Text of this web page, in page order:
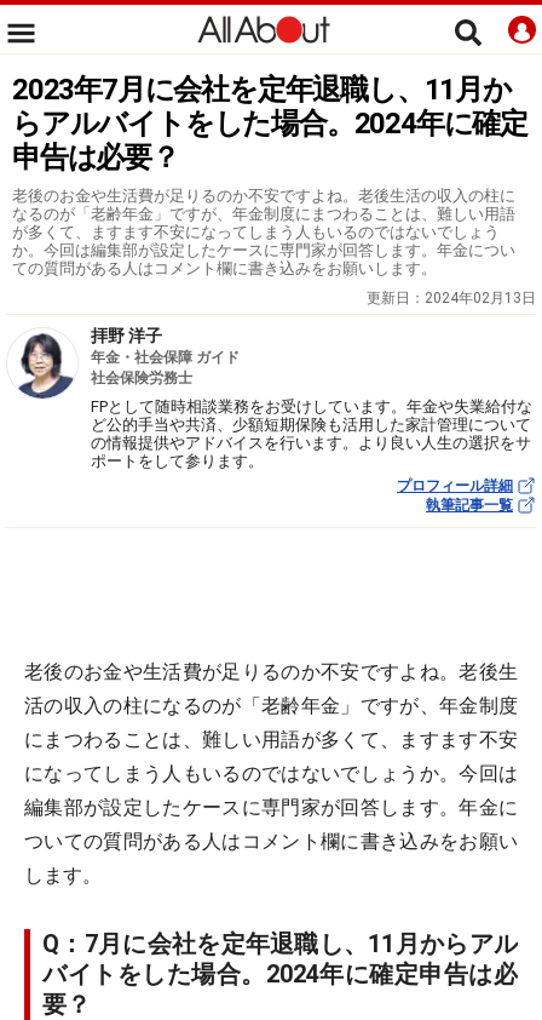
2023年7月に会社を定年退職し、11月か
らアルバイトをした場合。2024年に確定
申告は必要？
老後のお金や生活費が足りるのか不安ですよね。老後生活の収入の柱に
なるのが「老齢年金」ですが、年金制度にまつわることは、難しい用語
が多くて、ますます不安になってしまう人もいるのではないでしょう
か。今回は編集部が設定したケースに専門家が回答します。年金につい
ての質問がある人はコメント欄に書き込みをお願いします。
更新日： 2024年02月13日
拝野 洋子
年金・社会保障 ガイド
社会保険労務士
FPとして随時相談業務をお受けしています。年金や失業給付な
ど公的手当や共済、少額短期保険も活用した家計管理について
の情報提供やアドバイスを行います。より良い人生の選択をサ
ポートをして参ります。
プロフィール詳細
執筆記事一覧
老後のお金や生活費が足りるのか不安ですよね。老後生
活の収入の柱になるのが「老齢年金」ですが、年金制度
にまつわることは、難しい用語が多くて、ますます不安
になってしまう人もいるのではないでしょうか。今回は
編集部が設定したケースに専門家が回答します。年金に
ついての質問がある人はコメント欄に書き込みをお願い
します。
Q：7月に会社を定年退職し、11月からアル
バイトをした場合。2024年に確定申告は必
要？